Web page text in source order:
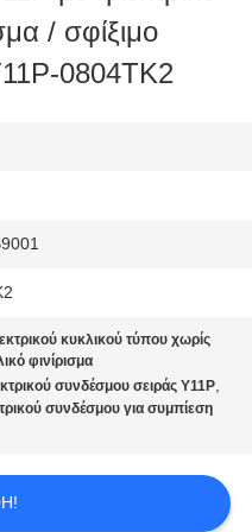
/ σφίξιμο
0804TK2
κυκλικού τύπου χωρίς
φινίρισμα
συνδέσμου σειράς Y11P,
συνδέσμου για συμπίεση